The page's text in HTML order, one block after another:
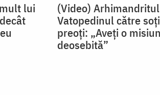
lui
(Video)
Vatopedinul către
preoți: „Aveți o
deosebită”